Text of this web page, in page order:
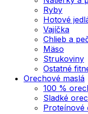
Ryby
Hotové
Vajíčka
Chlieb a
Mäso
Strukoviny
Ostatné
Orechové maslá
100 %
Sladké
Proteínové